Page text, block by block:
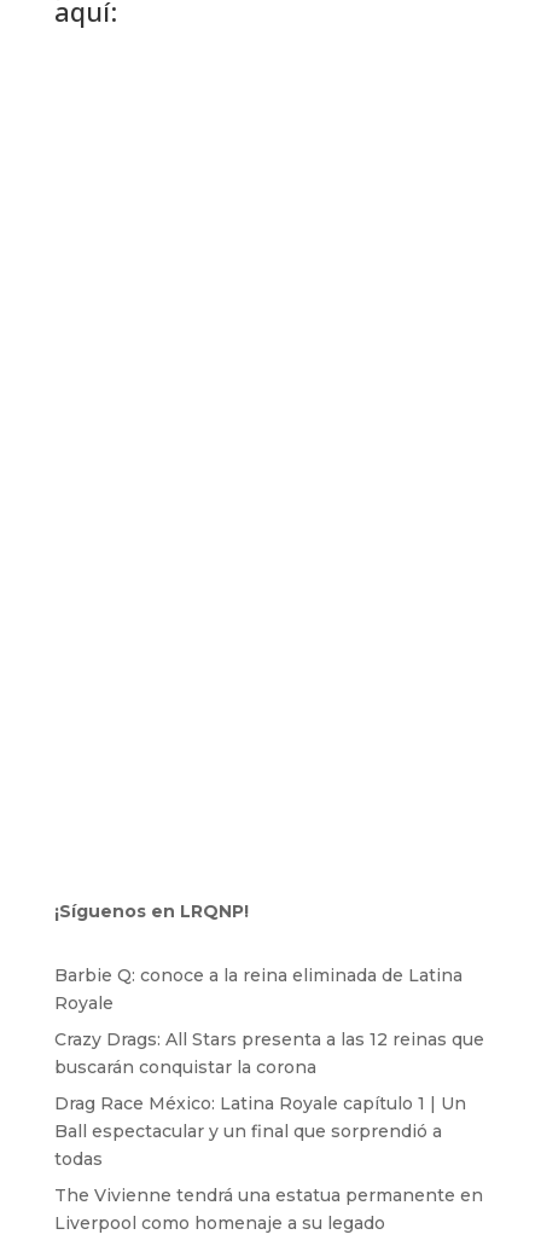
aquí:
¡Síguenos en LRQNP!
Barbie Q: conoce a la reina eliminada de Latina
Royale
Crazy Drags: All Stars presenta a las 12 reinas que
buscarán conquistar la corona
Drag Race México: Latina Royale capítulo 1 | Un
Ball espectacular y un final que sorprendió a
todas
The Vivienne tendrá una estatua permanente en
Liverpool como homenaje a su legado